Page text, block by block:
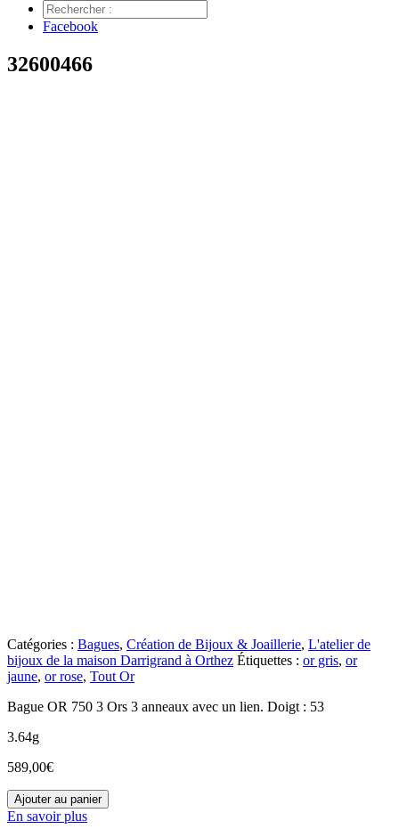
Facebook
32600466
Catégories : Bagues, Création de Bijoux & Joaillerie, L'atelier de
bijoux de la maison Darrigrand à Orthez Étiquettes : or gris, or
jaune, or rose, Tout Or
Bague OR 750 3 Ors 3 anneaux avec un lien. Doigt : 53
3.64g
589,00€
quantité
de
Ajouter au panier
En savoir plus